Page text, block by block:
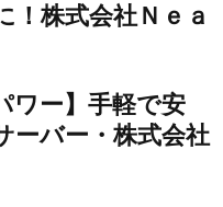
！株式会社Ｎｅａ
ワー】手軽で安
ーバー・株式会社